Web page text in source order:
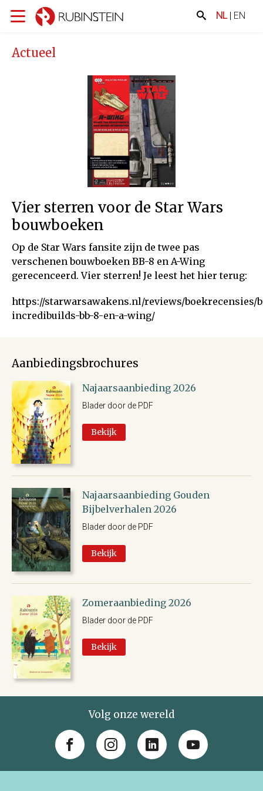
NL| EN
Actueel
Vier sterren voor de Star Wars
bouwboeken
Op de Star Wars fansite zijn de twee pas
verschenen bouwboeken BB-8 en A-Wing
gerecenceerd. Vier sterren! Je leest het hier terug:
https://starwarsawakens.nl/reviews/boekrecensies/
incredibuilds-bb-8-en-a-wing/
Aanbiedingsbrochures
Najaarsaanbieding 2026
Blader door de PDF
Bekijk
Najaarsaanbieding Gouden
Bijbelverhalen 2026
Blader door de PDF
Bekijk
Zomeraanbieding 2026
Blader door de PDF
Bekijk
Volg onze wereld